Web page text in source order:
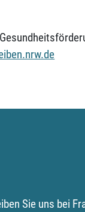
Sie uns bei